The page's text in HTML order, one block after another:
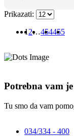
Prikazati:
1 2…454455
Potrebna vam
Tu smo da vam
034/334 - 400